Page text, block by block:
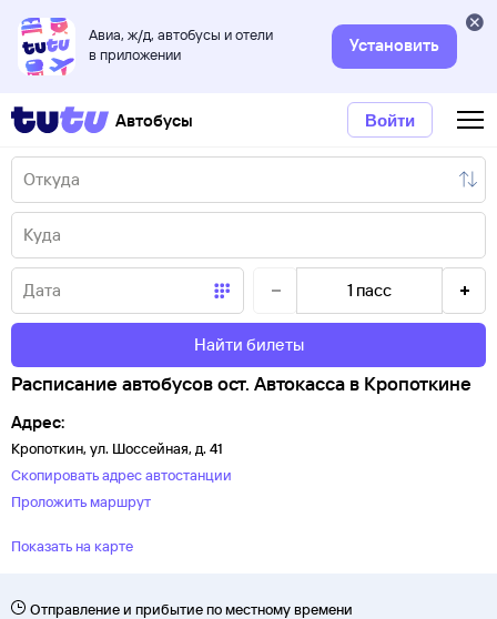
Авиа, ж/д, автобусы и отели
в приложении
Установить
Автобусы Войти
1 пасс
Найти билеты
Расписание автобусов ост. Автокасса в Кропоткине
Адрес:
Кропоткин, ул. Шоссейная, д. 41
Скопировать адрес автостанции
Проложить маршрут
Показать на карте
Отправление и прибытие по местному времени